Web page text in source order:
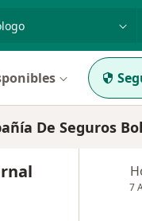
enfermedad o
De Seguros
7